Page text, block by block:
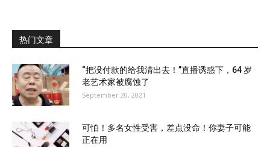
热门文章
“把没付款的给我清出去！”直播诱惑下，64 岁
老艺术家被腐蚀了
September 20, 2021
可怕！多名女性受害，差点没命！你妻子可能
正在用